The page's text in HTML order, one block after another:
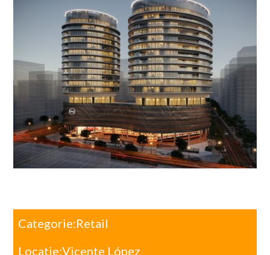
Categorie:Retail
Locatie:Vicente López